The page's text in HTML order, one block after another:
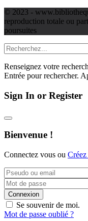
© 2023 -
reproduction totale ou
poursuites
Renseignez votre
Entrée pour rechercher.
Sign In or Register
Bienvenue !
Connectez vous ou
Connexion
Se souvenir de moi.
Mot de passe oublié ?